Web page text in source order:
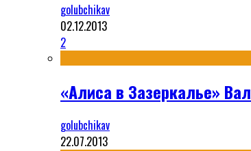
golubchikav
02.12.2013
2
«Алиса в Зазеркалье»
golubchikav
22.07.2013